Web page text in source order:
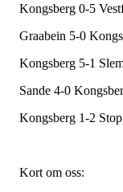
Kongsberg 0-5
Graabein 5-0
Kongsberg 5-1
Sande 4-0
Kongsberg 1-2
Kort om oss: